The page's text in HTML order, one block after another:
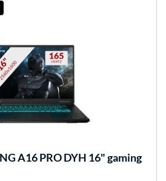
A16 PRO DYH 16" gaming